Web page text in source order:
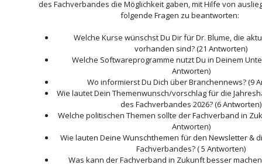
des Fachverbandes die Möglichkeit gaben, mit Hilfe von
folgende Fragen zu beantworten:
Welche Kurse wünschst Du Dir für Dr. Blume, die
vorhanden sind? (21 Antworten)
Welche Softwareprogramme nutzt Du in Deinem
Antworten)
Wo informierst Du Dich über Branchennews? (9
Wie lautet Dein Themenwunsch/vorschlag für die
des Fachverbandes 2026? (6 Antworten)
Welche politischen Themen sollte der Fachverband in
Antworten)
Wie lauten Deine Wunschthemen für den Newsletter &
Fachverbandes? ( 5 Antworten)
Was kann der Fachverband in Zukunft besser